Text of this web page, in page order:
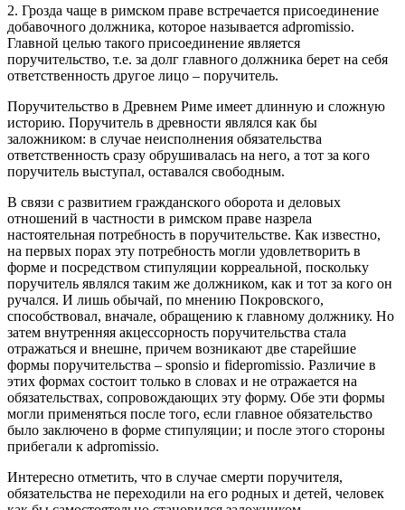
2. Грозда чаще в римском праве встречается присоединение
добавочного должника, которое называется adpromissio.
Главной целью такого присоединение является
поручительство, т.е. за долг главного должника берет на себя
ответственность другое лицо – поручитель.
Поручительство в Древнем Риме имеет длинную и сложную
историю. Поручитель в древности являлся как бы
заложником: в случае неисполнения обязательства
ответственность сразу обрушивалась на него, а тот за кого
поручитель выступал, оставался свободным.
В связи с развитием гражданского оборота и деловых
отношений в частности в римском праве назрела
настоятельная потребность в поручительстве. Как известно,
на первых порах эту потребность могли удовлетворить в
форме и посредством стипуляции корреальной, поскольку
поручитель являлся таким же должником, как и тот за кого он
ручался. И лишь обычай, по мнению Покровского,
способствовал, вначале, обращению к главному должнику. Но
затем внутренняя акцессорность поручительства стала
отражаться и внешне, причем возникают две старейшие
формы поручительства – sponsio и fidepromissio. Различие в
этих формах состоит только в словах и не отражается на
обязательствах, сопровождающих эту форму. Обе эти формы
могли применяться после того, если главное обязательство
было заключено в форме стипуляции; и после этого стороны
прибегали к adpromissio.
Интересно отметить, что в случае смерти поручителя,
обязательства не переходили на его родных и детей, человек